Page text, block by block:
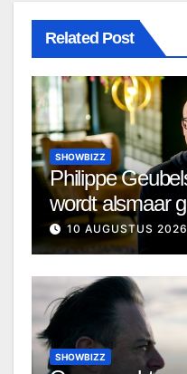
Related Post
SHOWBIZZ
Philippe
wordt alsmaar
10 AUGUSTUS 2026
SHOWBIZZ